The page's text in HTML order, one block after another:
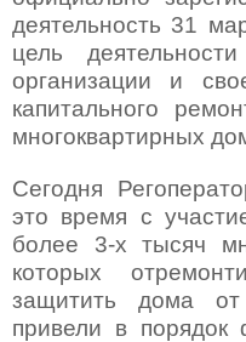
деятельность 31
цель
организации и
капитального
многоквартирных
Сегодня
это время с
более 3-х тысяч
которых
защитить дома
привели в